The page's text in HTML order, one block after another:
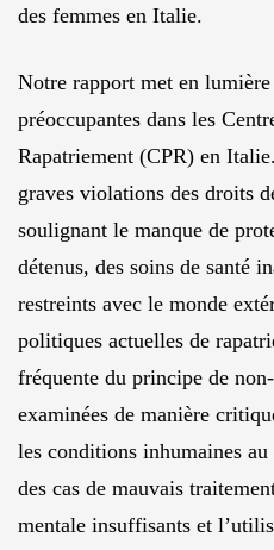
des femmes en Italie.
Notre rapport met en
préoccupantes dans les
Rapatriement (CPR) en
graves violations des droits
soulignant le manque de
détenus, des soins de santé
restreints avec le monde
politiques actuelles de
fréquente du principe de
examinées de manière
les conditions inhumaines
des cas de mauvais
mentale insuffisants et